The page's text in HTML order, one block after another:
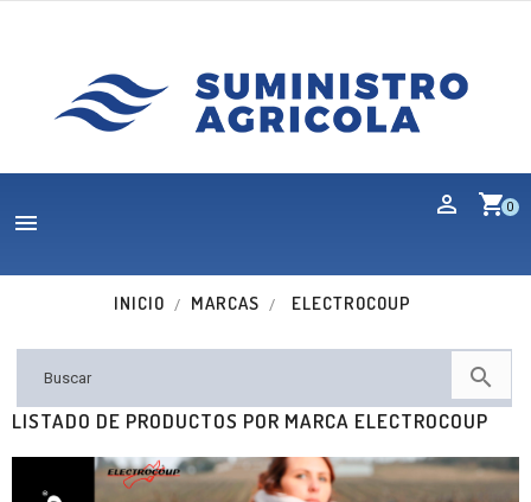
shopping_cart0

INICIO MARCAS ELECTROCOUP

LISTADO DE PRODUCTOS POR MARCA ELECTROCOUP